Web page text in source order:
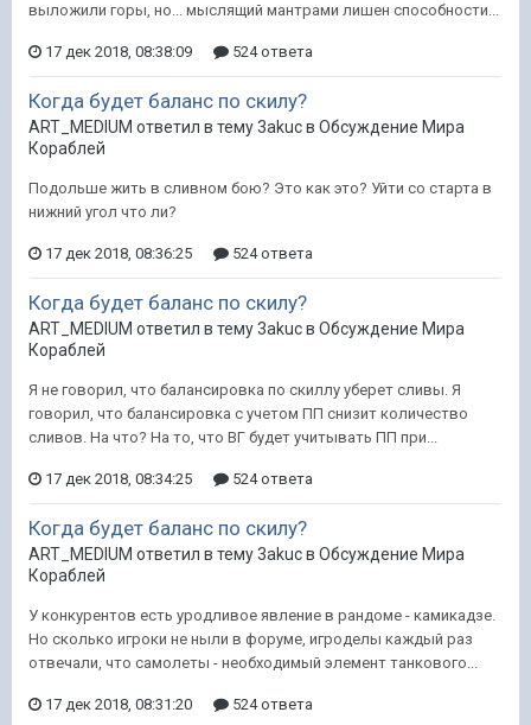
выложили горы, но... мыслящий мантрами лишен способности...
17 дек 2018, 08:38:09 524 ответа
Когда будет баланс по скилу?
ART_MEDIUM ответил в тему 3akuc в Обсуждение Мира
Кораблей
Подольше жить в сливном бою? Это как это? Уйти со старта в
нижний угол что ли?
17 дек 2018, 08:36:25 524 ответа
Когда будет баланс по скилу?
ART_MEDIUM ответил в тему 3akuc в Обсуждение Мира
Кораблей
Я не говорил, что балансировка по скиллу уберет сливы. Я
говорил, что балансировка с учетом ПП снизит количество
сливов. На что? На то, что ВГ будет учитывать ПП при...
17 дек 2018, 08:34:25 524 ответа
Когда будет баланс по скилу?
ART_MEDIUM ответил в тему 3akuc в Обсуждение Мира
Кораблей
У конкурентов есть уродливое явление в рандоме - камикадзе.
Но сколько игроки не ныли в форуме, игроделы каждый раз
отвечали, что самолеты - необходимый элемент танкового...
17 дек 2018, 08:31:20 524 ответа